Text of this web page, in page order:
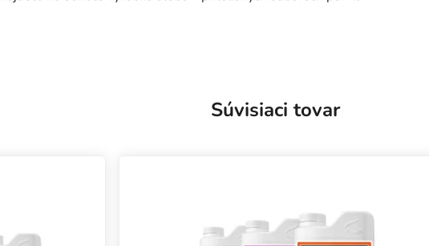
Súvisiaci tovar